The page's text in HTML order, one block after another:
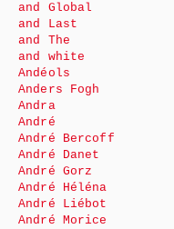
and Global
and Last
and The
and white
Andéols
Anders Fogh
Andra
André
André Bercoff
André Danet
André Gorz
André Héléna
André Liébot
André Morice